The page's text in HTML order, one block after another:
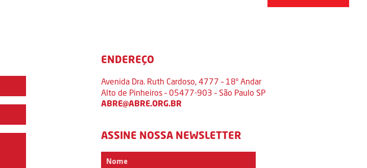
ENDEREÇO
Avenida Dra. Ruth Cardoso, 4777 – 18º Andar
Alto de Pinheiros – 05477-903 – São Paulo SP
ABRE@ABRE.ORG.BR
ASSINE NOSSA NEWSLETTER